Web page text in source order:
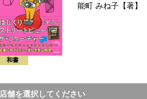
和書
能町 みね子【著】
店舗を選択してください